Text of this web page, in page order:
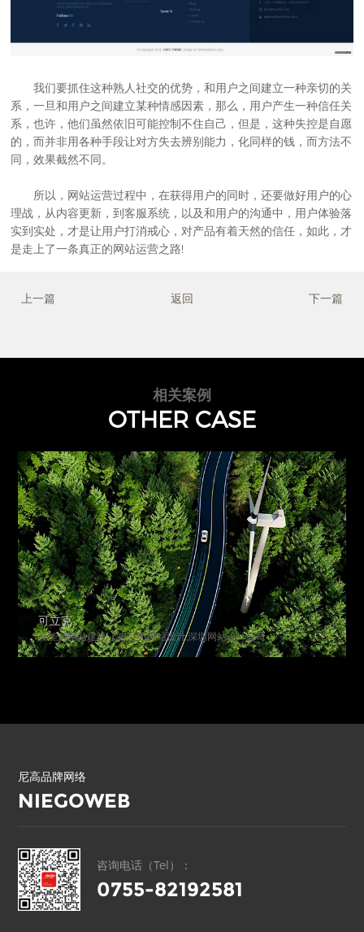
我们要抓住这种熟人社交的优势，和用户之间建立一种亲切的关
系，一旦和用户之间建立某种情感因素，那么，用户产生一种信任关
系，也许，他们虽然依旧可能控制不住自己，但是，这种失控是自愿
的，而并非用各种手段让对方失去辨别能力，化同样的钱，而方法不
同，效果截然不同。
所以， 网站运营过程中，在获得用户的同时，还要做好用户的心
理战，从内容更新，到客服系统，以及和用户的沟通中，用户体验落
实到实处，才是让用户打消戒心，对产品有着天然的信任，如此，才
是走上了一条真正的网站运营之路!
上一篇 下一篇
返回
相关案例
OTHER CASE
可立克
新能源网站建设,上市公司网站设计,深圳网站设计公司
尼高品牌网络
NIEGOWEB
咨询电话（Tel）：
0755-82192581